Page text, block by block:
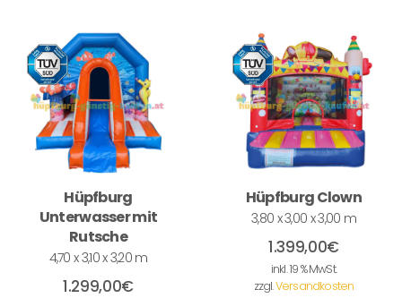
Hüpfburg
Unterwasser mit
Rutsche
4,70 x 3,10 x 3,20 m
1.299,00€
Hüpfburg Clown
3,80 x 3,00 x 3,00 m
1.399,00€
inkl. 19 % MwSt.
zzgl.Versandkosten